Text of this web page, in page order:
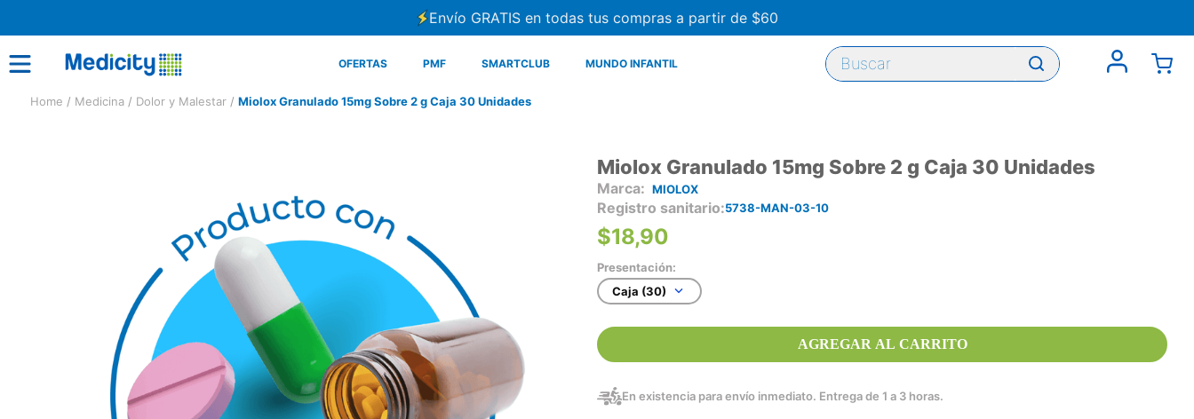
Envío GRATIS en todas tus compras a partir de $60
OFERTAS PMF SMARTCLUB MUNDO INFANTIL
Buscar
Medicina Dolor y Malestar Miolox Granulado 15mg Sobre 2 g Caja 30 Unidades
Miolox Granulado 15mg Sobre 2 g Caja 30 Unidades
MIOLOX
Registro sanitario 5738-MAN-03-10
$18,90
Presentación:
Caja (30)
AGREGAR AL CARRITO
En existencia para envío inmediato. Entrega de 1 a 3 horas.